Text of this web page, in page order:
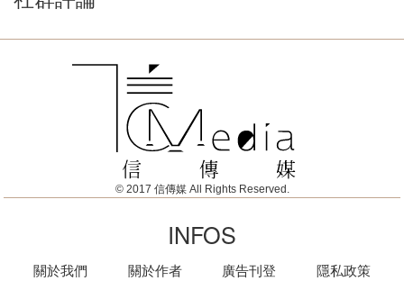
© 2017 信傳媒 All Rights Reserved.
INFOS
關於我們 關於作者 廣告刊登 隱私政策